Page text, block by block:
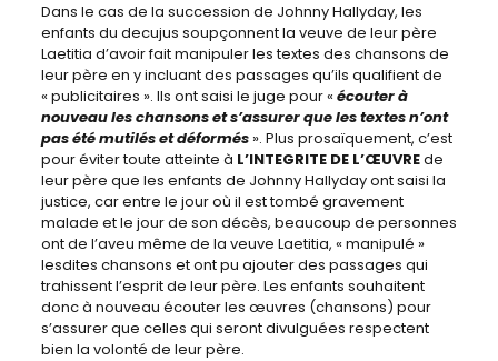
Dans le cas de la succession de Johnny Hallyday, les
enfants du decujus soupçonnent la veuve de leur père
Laetitia d’avoir fait manipuler les textes des chansons de
leur père en y incluant des passages qu’ils qualifient de
« publicitaires ». Ils ont saisi le juge pour « écouter à
nouveau les chansons et s’assurer que les textes n’ont
pas été mutilés et déformés ». Plus prosaïquement, c’est
pour éviter toute atteinte à L’INTEGRITE DE L’ŒUVREde
leur père que les enfants de Johnny Hallyday ont saisi la
justice, car entre le jour où il est tombé gravement
malade et le jour de son décès, beaucoup de personnes
ont de l’aveu même de la veuve Laetitia, « manipulé »
lesdites chansons et ont pu ajouter des passages qui
trahissent l’esprit de leur père. Les enfants souhaitent
donc à nouveau écouter les œuvres (chansons) pour
s’assurer que celles qui seront divulguées respectent
bien la volonté de leur père.